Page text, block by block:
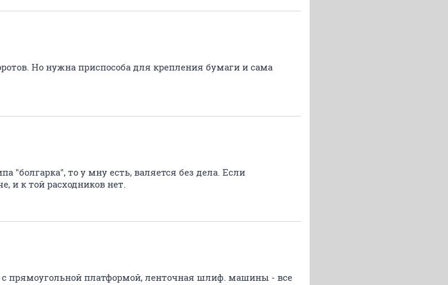
Но нужна приспособа для крепления бумаги и сама
"болгарка", то у мну есть, валяется без дела. Если
и к той расходников нет.
с прямоугольной платформой, ленточная шлиф. машины - все